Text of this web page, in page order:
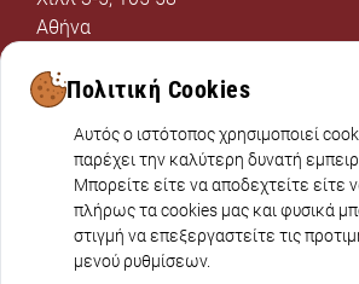
Πολιτική Cookies
Αυτός ο ιστότοπος χρησιμοποιεί
παρέχει την καλύτερη δυνατή
Μπορείτε είτε να αποδεχτείτε είτε
πλήρως τα cookies μας και φυσικά
στιγμή να επεξεργαστείτε τις
μενού ρυθμίσεων.
Αθήνα
chinaprogram@idis.gr
+302103312325